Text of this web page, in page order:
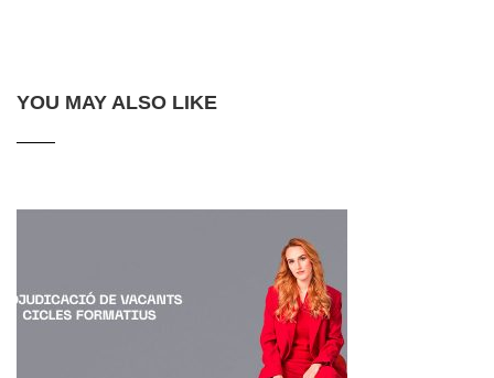
YOU MAY ALSO LIKE